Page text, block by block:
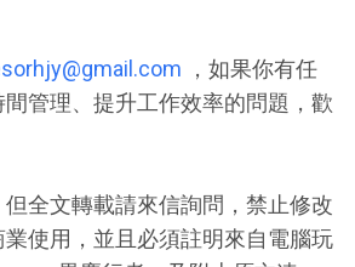
，如果你有任
管理、提升工作效率的問題，歡
但全文轉載請來信詢問，禁止修改
業使用，並且必須註明來自電腦玩